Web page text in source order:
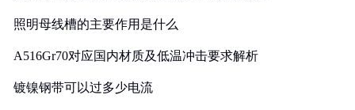
照明母线槽的主要作用是什么
A516Gr70对应国内材质及低温冲击要求解析
镀镍钢带可以过多少电流